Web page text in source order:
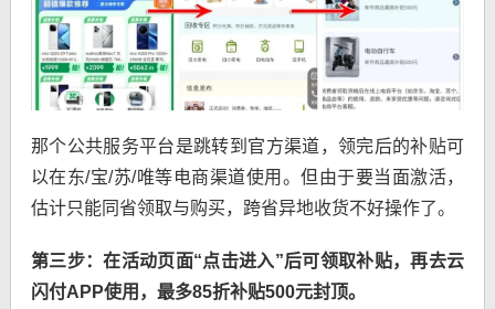
那个公共服务平台是跳转到官方渠道，领完后的补贴可
以在东/宝/苏/唯等电商渠道使用。但由于要当面激活，
估计只能同省领取与购买，跨省异地收货不好操作了。
第三步：在活动页面“点击进入”后可领取补贴，再去云
闪付APP使用，最多85折补贴500元封顶。